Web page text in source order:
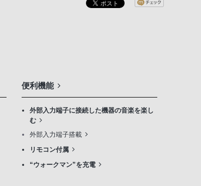
便利機能
外部入力端子に接続した機器の音楽を楽し
む
外部入力端子搭載
リモコン付属
“ウォークマン”を充電